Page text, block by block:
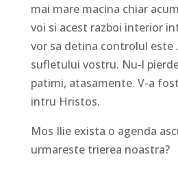
mai mare macina chiar
voi si acest razboi interior
vor sa detina controlul este
sufletului vostru. Nu-l
patimi, atasamente. V-a
intru Hristos.
Mos Ilie exista o agenda
urmareste trierea noastra?